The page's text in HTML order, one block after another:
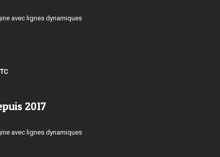
avec lignes dynamiques
2017
avec lignes dynamiques